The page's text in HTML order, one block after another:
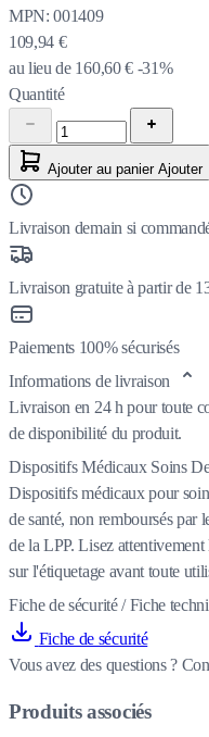
MPN: 001409
109,94 €
au lieu de 160,60 € -31%
Quantité
Ajouter au panier Ajouter
Livraison demain si
Livraison gratuite à partir de
Paiements 100% sécurisés
Informations de livraison
Livraison en 24 h pour toute
de disponibilité du produit.
Dispositifs Médicaux Soins
Dispositifs médicaux pour
de santé, non remboursés par
de la LPP. Lisez
sur l'étiquetage avant toute
Fiche de sécurité / Fiche
Fiche de sécurité
Vous avez des questions ?
Produits associés